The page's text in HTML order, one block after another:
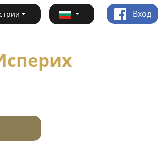
Вход